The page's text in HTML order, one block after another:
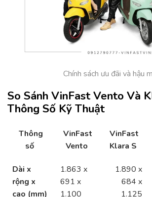
Chính sách ưu đãi và hậu
So Sánh VinFast Vento Và
Thông Số Kỹ Thuật
Thông
số
VinFast
Vento
VinFast
Klara S
Dài x
rộng x
cao (mm)
1.863 x
691 x
1.100
1.890 x
684 x
1.125